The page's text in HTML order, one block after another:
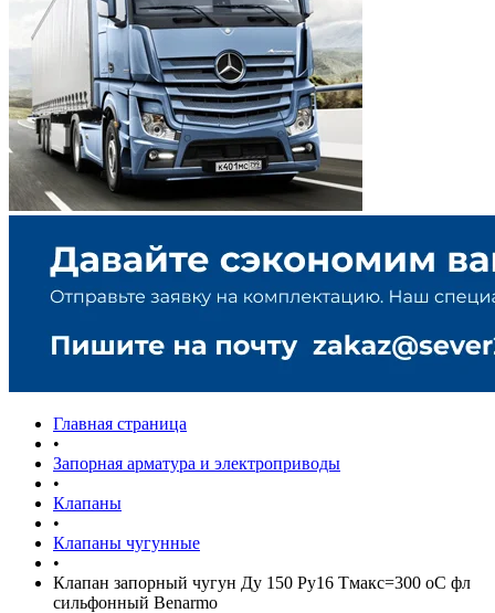
Главная страница
•
Запорная арматура и электроприводы
•
Клапаны
•
Клапаны чугунные
•
Клапан запорный чугун Ду 150 Ру16 Тмакс=300 оС фл
сильфонный Benarmo